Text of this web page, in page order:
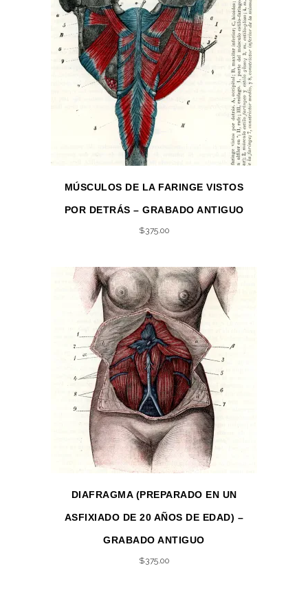
MÚSCULOS DE LA FARINGE VISTOS
POR DETRÁS – GRABADO ANTIGUO
$375.00
DIAFRAGMA (PREPARADO EN UN
ASFIXIADO DE 20 AÑOS DE EDAD) –
GRABADO ANTIGUO
$375.00